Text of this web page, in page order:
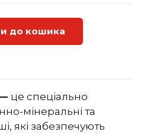
до кошика
це спеціально
мінеральні та
які забезпечують